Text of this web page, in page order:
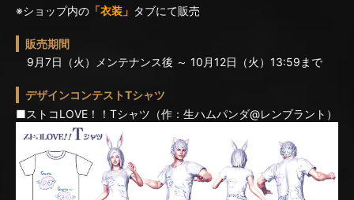
※ショップ内の 「衣装」 タブにて販売
販売期間
9月7日（火）メンテナンス後 ～ 10月12日（火）13:59まで
デザインコンテストTシャツ
■ストコLOVE！！Tシャツ（作：生ハムパンダ@レンブラント）